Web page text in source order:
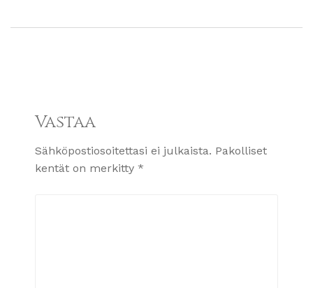
Vastaa
Sähköpostiosoitettasi ei julkaista. Pakolliset
kentät on merkitty *